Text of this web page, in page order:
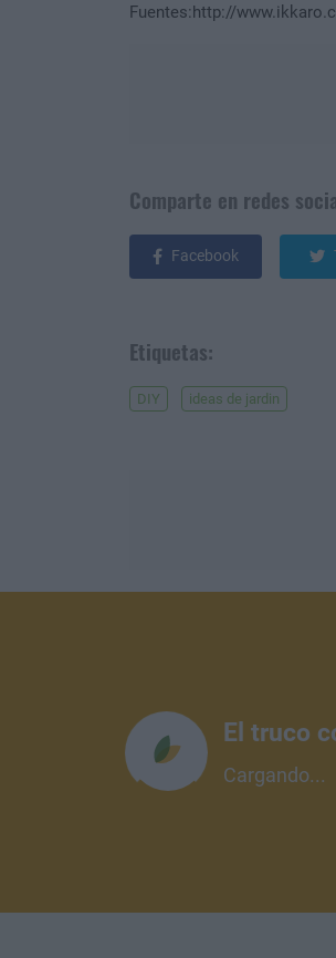
Fuentes:http://
Comparte en redes
Facebook
Etiquetas:
DIY ideas de jardin
El truco
Cargando...